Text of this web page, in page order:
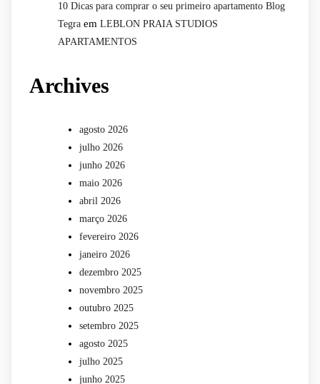
10 Dicas para comprar o seu primeiro apartamento Blog
Tegra em LEBLON PRAIA STUDIOS
APARTAMENTOS
Archives
agosto 2026
julho 2026
junho 2026
maio 2026
abril 2026
março 2026
fevereiro 2026
janeiro 2026
dezembro 2025
novembro 2025
outubro 2025
setembro 2025
agosto 2025
julho 2025
junho 2025